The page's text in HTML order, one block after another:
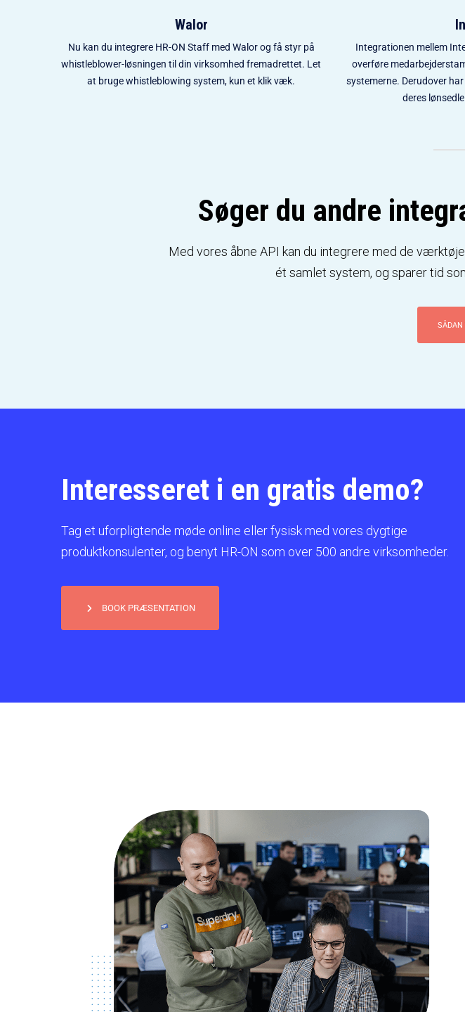
Walor
Nu kan du integrere HR-ON Staff med Walor og få styr på
whistleblower-løsningen til din virksomhed fremadrettet. Let
at bruge whistleblowing system, kun et klik væk.
Integrationen mellem
overføre
systemerne. Derudover
deres
Søger du andre
Med vores åbne API kan du integrere med de
ét samlet system, og sparer tid
SÅDAN
Interesseret i en gratis demo?
Tag et uforpligtende møde online eller fysisk med vores dygtige
produktkonsulenter, og benyt HR-ON som over 500 andre virksomheder.
BOOK PRÆSENTATION